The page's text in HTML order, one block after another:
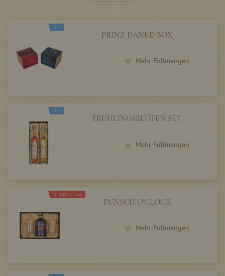
NEU
PRINZ DANKE-BOX
Mehr Füllmengen
NEU
FRÜHLINGSBLÜTEN SET
Mehr Füllmengen
AB HERBST 2026
PUNSCH O'CLOCK
Mehr Füllmengen